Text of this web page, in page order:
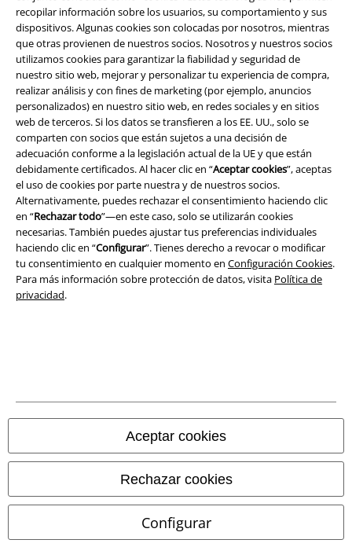
recopilar información sobre los usuarios, su comportamiento y sus
dispositivos. Algunas cookies son colocadas por nosotros, mientras
que otras provienen de nuestros socios. Nosotros y nuestros socios
utilizamos cookies para garantizar la fiabilidad y seguridad de
nuestro sitio web, mejorar y personalizar tu experiencia de compra,
realizar análisis y con fines de marketing (por ejemplo, anuncios
personalizados) en nuestro sitio web, en redes sociales y en sitios
web de terceros. Si los datos se transfieren a los EE. UU., solo se
comparten con socios que están sujetos a una decisión de
adecuación conforme a la legislación actual de la UE y que están
debidamente certificados. Al hacer clic en “Aceptar cookies”, aceptas
el uso de cookies por parte nuestra y de nuestros socios.
Alternativamente, puedes rechazar el consentimiento haciendo clic
en “Rechazar todo”—en este caso, solo se utilizarán cookies
necesarias. También puedes ajustar tus preferencias individuales
haciendo clic en “Configurar”. Tienes derecho a revocar o modificar
tu consentimiento en cualquier momento en Configuración Cookies.
Para más información sobre protección de datos, visita Política de
privacidad.
Aceptar cookies
Rechazar cookies
Configurar
Legal
Términos y Condiciones
Aviso Legal
Ley protección de datos
Eliminación de residuos y protección del medioambiente
Declaración de Conformidad
Información sobre accesibilidad
Configuración Cookies
Tiendas EMP online
EMP International